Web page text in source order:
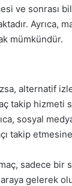
ve sonrası
Ayrıca,
mümkündür.
alternatif
takip hizmeti
sosyal
takip
sadece bir
gelerek